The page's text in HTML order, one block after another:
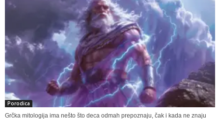
Porodica
Grčka mitologija ima nešto što deca odmah prepoznaju, čak i kada ne znaju